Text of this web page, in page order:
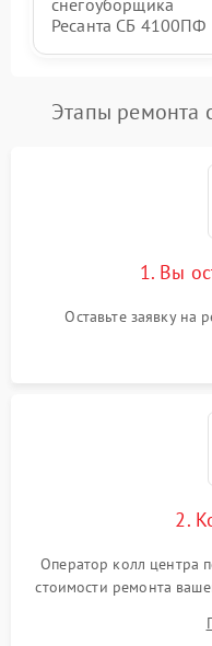
Ресанта СБ 4100ПФ
Этапы ремонта
1. Вы
Оставьте заявку на
2.
Оператор колл центра
стоимости ремонта